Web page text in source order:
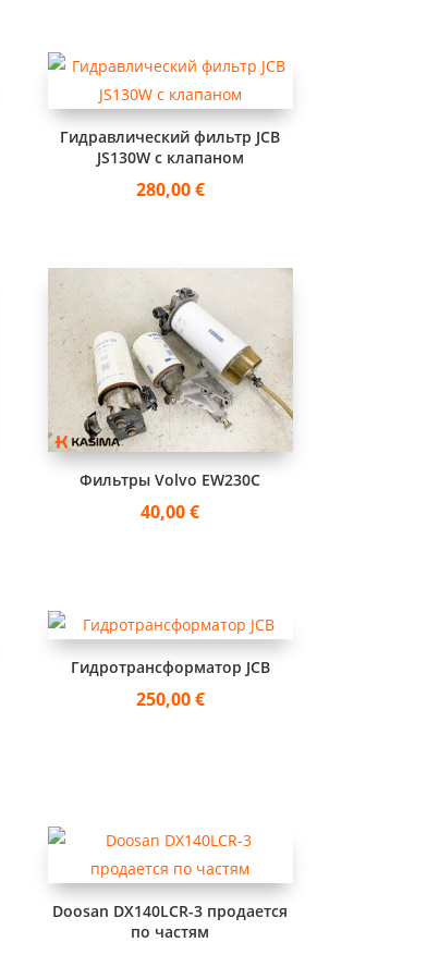
Гидравлический фильтр JCB
JS130W с клапаном
280,00€
Фильтры Volvo EW230C
40,00€
Гидротрансформатор JCB
250,00€
Doosan DX140LCR-3 продается
по частям